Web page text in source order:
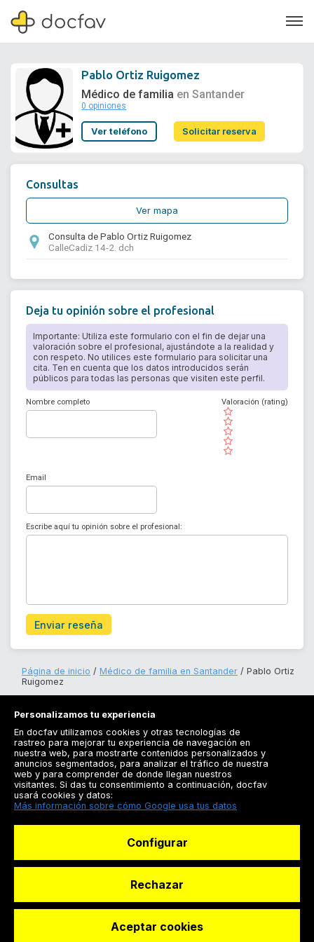
Soporte
Pablo Ortiz Ruigomez
Médico de familia en Santander
0 opiniones
Ver teléfono Solicitar reserva
Consultas
Ver mapa
Consulta de Pablo Ortiz Ruigomez
CalleCadiz 14-2. dch
Deja tu opinión sobre el profesional
Importante: Utiliza este formulario con el fin de dejar una
valoración sobre el profesional, ajustándote a la realidad y
con respeto. No utilices este formulario para solicitar una
cita. Ten en cuenta que los datos introducidos serán
públicos para todas las personas que visiten este perfil.
Nombre completo
( )
( )
( )
( )
( )
Valoración (rating)
Email
Escribe aquí tu opinión sobre el profesional:
Enviar reseña
Página de inicio Médico de familia en Santander
Pablo Ortiz
Ruigomez
Registrarse
Docfav
© Dashboard Technologies S.L
Personalizamos tu experiencia
En docfav utilizamos cookies y otras tecnologías de
rastreo para mejorar tu experiencia de navegación en
nuestra web, para mostrarte contenidos personalizados y
anuncios segmentados, para analizar el tráfico de nuestra
web y para comprender de donde llegan nuestros
visitantes. Si das tu consentimiento a continuación, docfav
usará cookies y datos:
Más información sobre cómo Google usa tus datos
Configurar
Rechazar
Aceptar cookies